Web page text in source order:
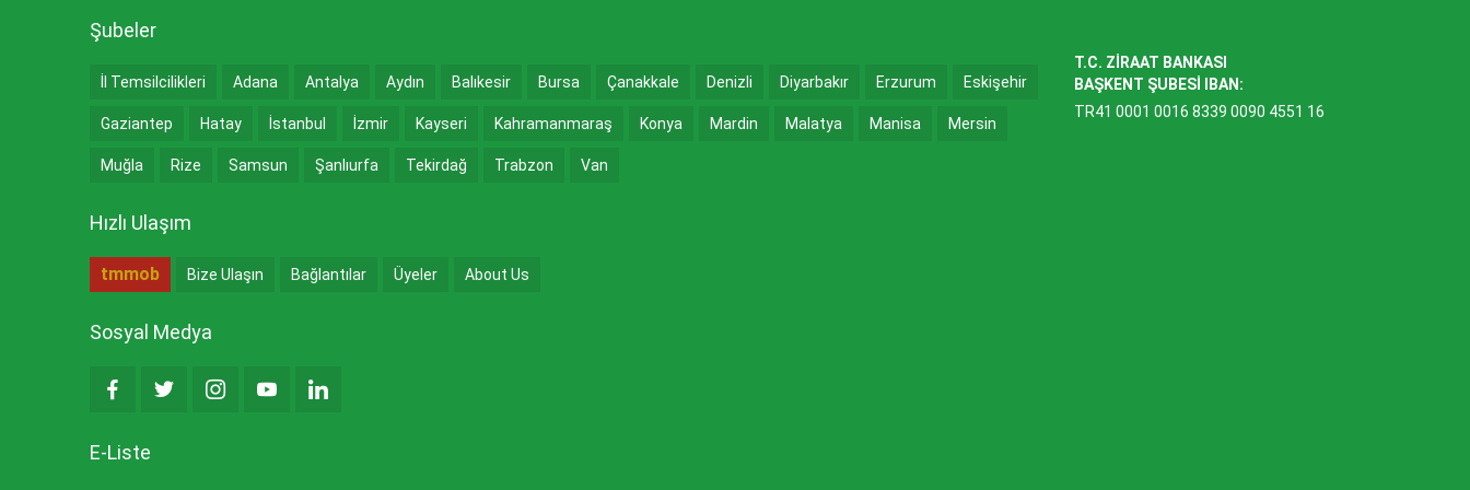
Şubeler
İl Temsilcilikleri Adana Antalya Aydın Balıkesir Bursa Çanakkale Denizli Diyarbakır Erzurum Eskişehir
Gaziantep Hatay İstanbul İzmir Kayseri Kahramanmaraş Konya Mardin Malatya Manisa Mersin
Muğla Rize Samsun Şanlıurfa Tekirdağ Trabzon Van
Hızlı Ulaşım
tmmob Bize Ulaşın Bağlantılar Üyeler About Us
Sosyal Medya
E-Liste
T.C. ZİRAAT BANKASI
BAŞKENT ŞUBESİ IBAN:
TR41 0001 0016 8339 0090 4551 16